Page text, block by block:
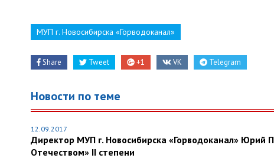
МУП г. Новосибирска «Горводоканал»
Share Tweet +1 VK Telegram
Новости по теме
12.09.2017
Директор МУП г. Новосибирска «Горводоканал» Юрий
Отечеством» II степени